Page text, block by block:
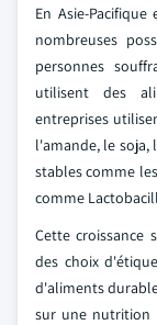
En Asie-
nombreuses
personnes
utilisent des
entreprises
l'amande, le soja,
stables comme
comme
Cette croissance
des choix
d'aliments
sur une nutrition